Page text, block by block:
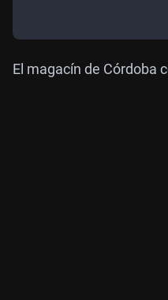
El magacín de Córdoba